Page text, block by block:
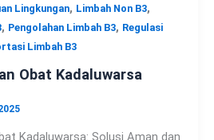
Lingkungan, Limbah Non B3,
, Pengolahan Limbah B3, Regulasi
Limbah B3
Obat Kadaluwarsa
Kadaluwarsa: Solusi Aman dan